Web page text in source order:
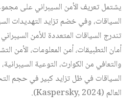
يشتمل تعريف الأمن السيبراني على
السياقات، وفي خضم تزايد التهديدات
تندرج السياقات المتعددة للأمن
أمان التطبيقات، أمن المعلومات، الأمن
والتعافي من الكوارث، التوعية
السياقات في ظل تزايد كبير في حجم
العالم (Kaspersky, 2024).